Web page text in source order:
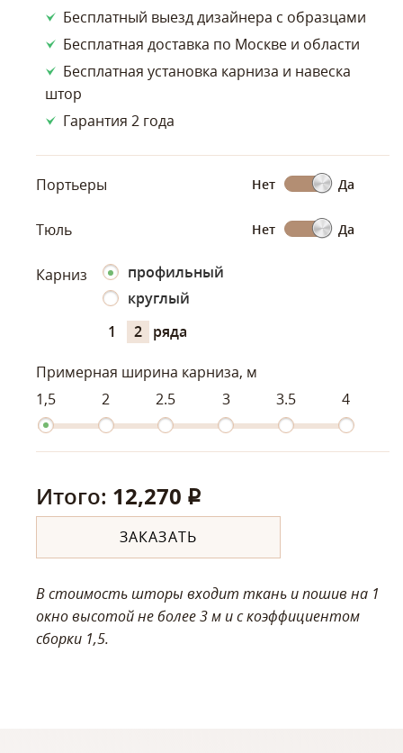
Бесплатный выезд дизайнера с образцами
Бесплатная доставка по Москве и области
Бесплатная установка карниза и навеска
штор
Гарантия 2 года
Портьеры Нет Да
Тюль Нет Да
Карниз
профильный
круглый
1
2 ряда
Примерная ширина карниза, м
1,5
2 2.5 3 3.5 4
Итого: 12,270 q
ЗАКАЗАТЬ
В стоимость шторы входит ткань и пошив на 1
окно высотой не более 3 м и с коэффициентом
сборки 1,5.